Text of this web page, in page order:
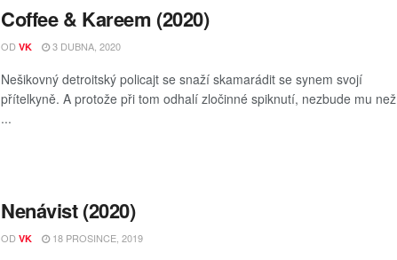
Coffee & Kareem (2020)
OD VK 3 DUBNA, 2020
Nešikovný detroitský policajt se snaží skamarádit se synem svojí
přítelkyně. A protože při tom odhalí zločinné spiknutí, nezbude mu než
...
Nenávist (2020)
OD VK 18 PROSINCE, 2019